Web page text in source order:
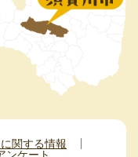
関する情報
ンケート